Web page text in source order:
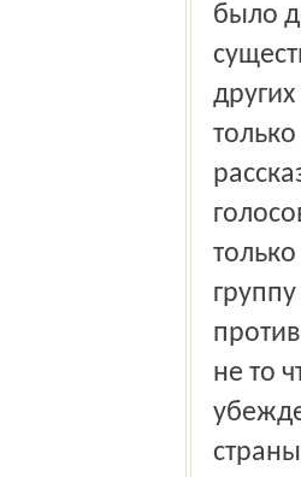
было
не то